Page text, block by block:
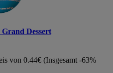
Dessert
von 0.44€ (Insgesamt -63%